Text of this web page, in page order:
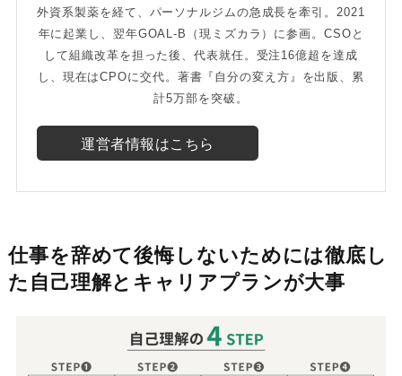
外資系製薬を経て、パーソナルジムの急成長を牽引。2021
年に起業し、翌年GOAL-B（現ミズカラ）に参画。CSOと
して組織改革を担った後、代表就任。受注16億超を達成
し、現在はCPOに交代。著書『自分の変え方』を出版、累
計5万部を突破。
運営者情報はこちら
仕事を辞めて後悔しないためには徹底し
た自己理解とキャリアプランが大事